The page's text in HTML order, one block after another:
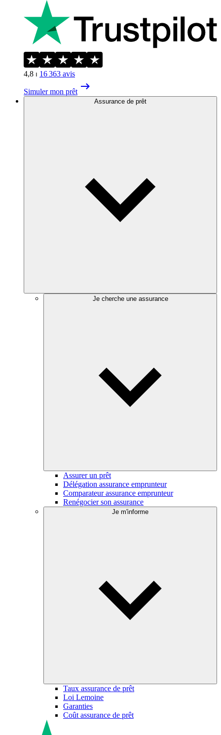
4,8 ⏐ 16 363 avis
Simuler mon prêt
Assurance de prêt
Je cherche une assurance
Assurer un prêt
Délégation assurance emprunteur
Comparateur assurance emprunteur
Renégocier son assurance
Je m'informe
Taux assurance de prêt
Loi Lemoine
Garanties
Coût assurance de prêt